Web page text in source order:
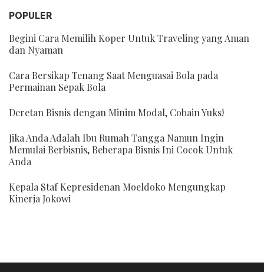
POPULER
Begini Cara Memilih Koper Untuk Traveling yang Aman
dan Nyaman
Cara Bersikap Tenang Saat Menguasai Bola pada
Permainan Sepak Bola
Deretan Bisnis dengan Minim Modal, Cobain Yuks!
Jika Anda Adalah Ibu Rumah Tangga Namun Ingin
Memulai Berbisnis, Beberapa Bisnis Ini Cocok Untuk
Anda
Kepala Staf Kepresidenan Moeldoko Mengungkap
Kinerja Jokowi